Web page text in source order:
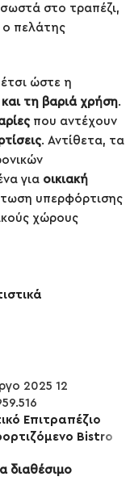
στο τραπέζι,
ο πελάτης
ώστε η
τη βαριά χρήση.
που αντέχουν
. Αντίθετα, τα
για οικιακή
υπερφόρτισης
χώρους
Επιτραπέζιο
Bistro
διαθέσιμο